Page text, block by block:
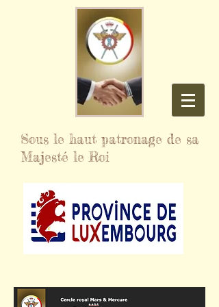
Sous le haut patronage de sa
Majesté le Roi